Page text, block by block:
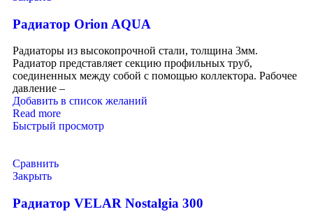
Радиатор Orion AQUA
Радиаторы из высокопрочной стали, толщина 3мм.
Радиатор представляет секцию профильных труб,
соединенных между собой с помощью коллектора. Рабочее
давление –
Добавить в список желаний
Read more
Быстрый просмотр
Сравнить
Закрыть
Радиатор VELAR Nostalgia 300